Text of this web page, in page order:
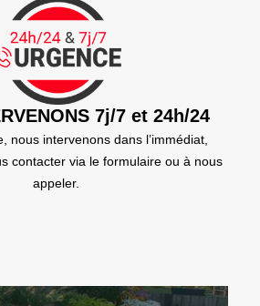
7j/7 et 24h/24
nous intervenons dans l’immédiat,
contacter via le formulaire ou à nous
appeler.